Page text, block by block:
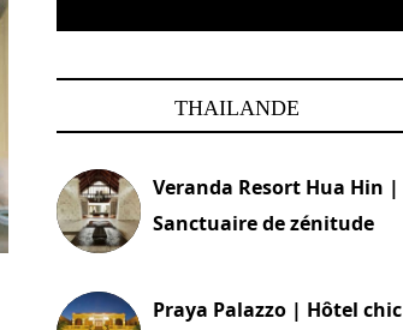
THAILANDE
Veranda Resort Hua Hin |
Sanctuaire de zénitude
Praya Palazzo | Hôtel chic